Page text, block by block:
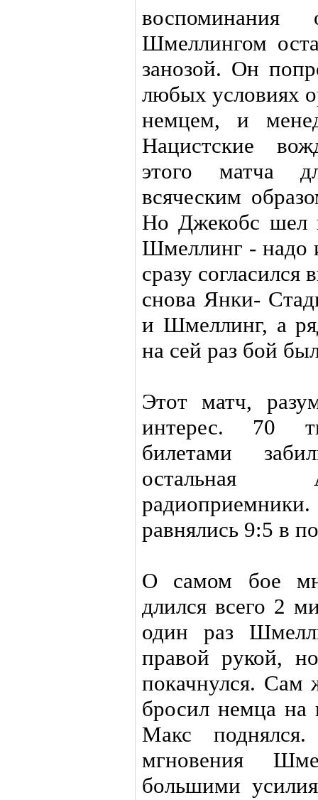
Шмеллингом
занозой. Он
любых условиях
немцем, и
Нацистские
этого матча
всяческим
Но Джекобс шел
Шмеллинг - надо
сразу
снова Янки-
и Шмеллинг, а
на сей раз бой
Этот матч,
интерес. 70
билетами
остальная
равнялись 9:5 в
О самом бое
длился всего 2
один раз
правой рукой,
покачнулся.
бросил немца на
Макс
мгновения
большими